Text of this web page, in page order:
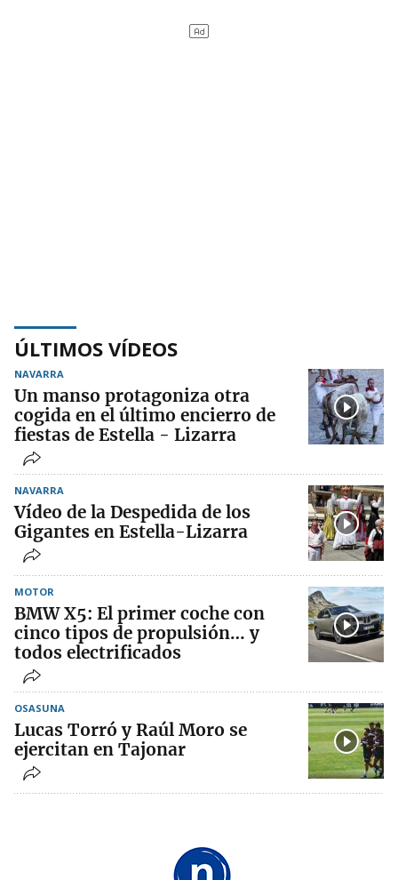
ÚLTIMOS VÍDEOS
NAVARRA
Un manso protagoniza otra
cogida en el último encierro de
fiestas de Estella - Lizarra
NAVARRA
Vídeo de la Despedida de los
Gigantes en Estella-Lizarra
MOTOR
BMW X5: El primer coche con
cinco tipos de propulsión… y
todos electrificados
OSASUNA
Lucas Torró y Raúl Moro se
ejercitan en Tajonar